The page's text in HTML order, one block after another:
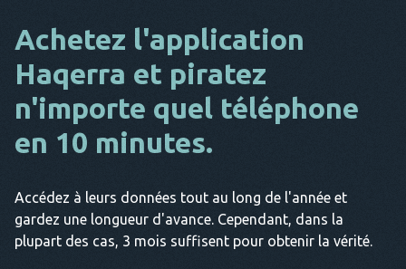
Achetez l'application
Haqerra et piratez
n'importe quel téléphone
en 10 minutes.
Accédez à leurs données tout au long de l'année et
gardez une longueur d'avance. Cependant, dans la
plupart des cas, 3 mois suffisent pour obtenir la vérité.